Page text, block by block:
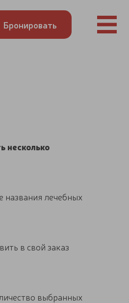
Бронировать
несколько
названия лечебных
в свой заказ
выбранных